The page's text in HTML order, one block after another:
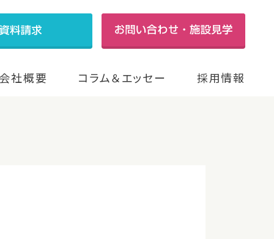
社概要 コラム＆エッセー 採用情報